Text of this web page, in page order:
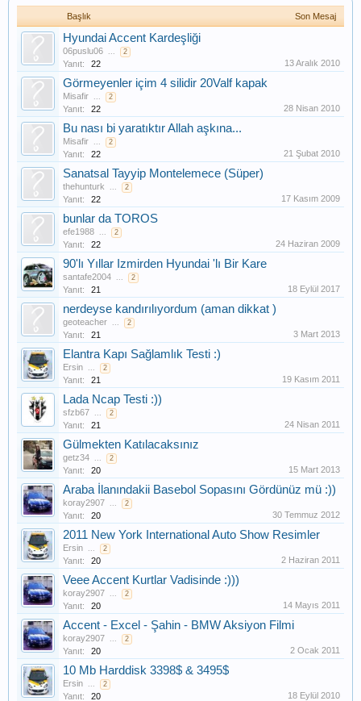
Başlık Son Mesaj
Hyundai Accent Kardeşliği
06puslu06 ... 2
Yanıt: 22 13 Aralık 2010
Görmeyenler içim 4 silidir 20Valf kapak
Misafir ... 2
Yanıt: 22 28 Nisan 2010
Bu nası bi yaratıktır Allah aşkına...
Misafir ... 2
Yanıt: 22 21 Şubat 2010
Sanatsal Tayyip Montelemece (Süper)
thehunturk ... 2
Yanıt: 22 17 Kasım 2009
bunlar da TOROS
efe1988 ... 2
Yanıt: 22 24 Haziran 2009
90'lı Yıllar Izmirden Hyundai 'lı Bir Kare
santafe2004 ... 2
Yanıt: 21 18 Eylül 2017
nerdeyse kandırılıyordum (aman dikkat )
geoteacher ... 2
Yanıt: 21 3 Mart 2013
Elantra Kapı Sağlamlık Testi :)
Ersin ... 2
Yanıt: 21 19 Kasım 2011
Lada Ncap Testi :))
sfzb67 ... 2
Yanıt: 21 24 Nisan 2011
Gülmekten Katılacaksınız
getz34 ... 2
Yanıt: 20 15 Mart 2013
Araba İlanındakii Basebol Sopasını Gördünüz mü :))
koray2907 ... 2
Yanıt: 20 30 Temmuz 2012
2011 New York International Auto Show Resimler
Ersin ... 2
Yanıt: 20 2 Haziran 2011
Veee Accent Kurtlar Vadisinde :)))
koray2907 ... 2
Yanıt: 20 14 Mayıs 2011
Accent - Excel - Şahin - BMW Aksiyon Filmi
koray2907 ... 2
Yanıt: 20 2 Ocak 2011
10 Mb Harddisk 3398$ & 3495$
Ersin ... 2
Yanıt: 20 18 Eylül 2010